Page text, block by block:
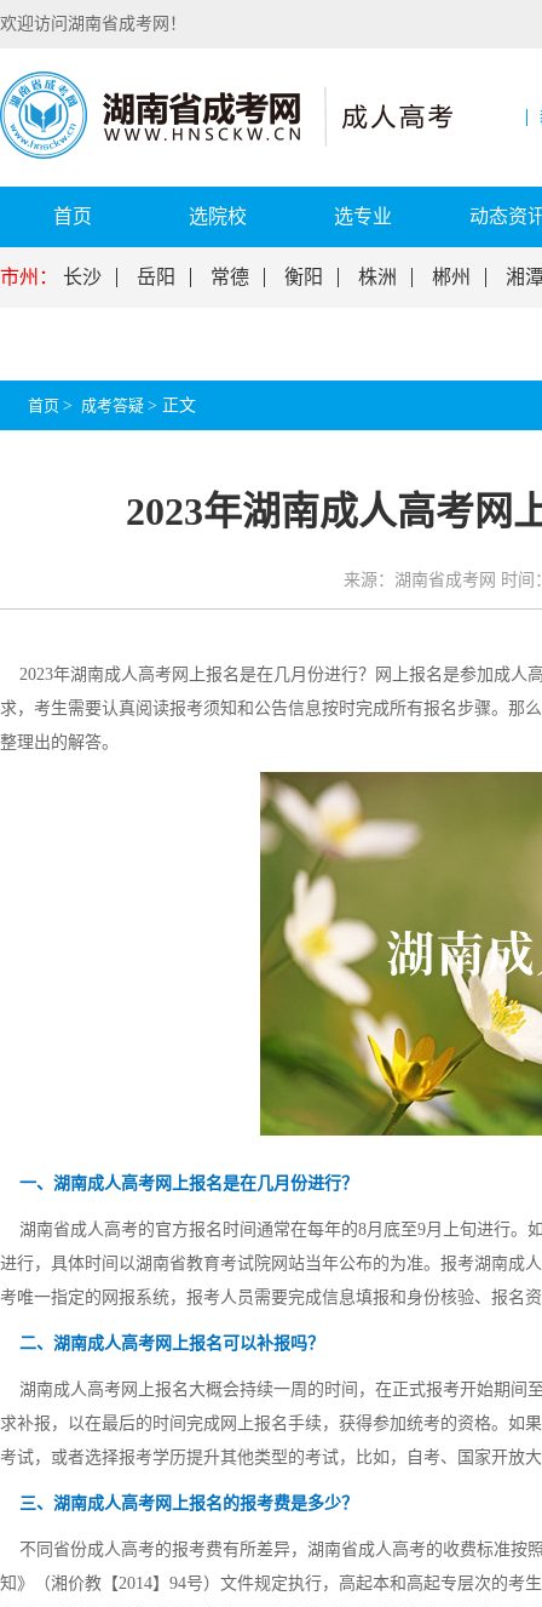
欢迎访问湖南省成考网！
首页 选院校 选专业 动态资
市州： 长沙 岳阳 常德 衡阳 株洲 郴州 湘
首页 > 成考答疑 > 正文
2023年湖南成人高考网
来源：湖南省成考网 时间
2023年湖南成人高考网上报名是在几月份进行？网上报名是参加成人
求，考生需要认真阅读报考须知和公告信息按时完成所有报名步骤。那
整理出的解答。
一、湖南成人高考网上报名是在几月份进行？
湖南省成人高考的官方报名时间通常在每年的8月底至9月上旬进行。
进行，具体时间以湖南省教育考试院网站当年公布的为准。报考湖南成
考唯一指定的网报系统，报考人员需要完成信息填报和身份核验、报名
二、湖南成人高考网上报名可以补报吗？
湖南成人高考网上报名大概会持续一周的时间，在正式报考开始期间
求补报，以在最后的时间完成网上报名手续，获得参加统考的资格。如
考试，或者选择报考学历提升其他类型的考试，比如，自考、国家开放
三、湖南成人高考网上报名的报考费是多少？
不同省份成人高考的报考费有所差异，湖南省成人高考的收费标准按
知》（湘价教【2014】94号）文件规定执行，高起本和高起专层次的考